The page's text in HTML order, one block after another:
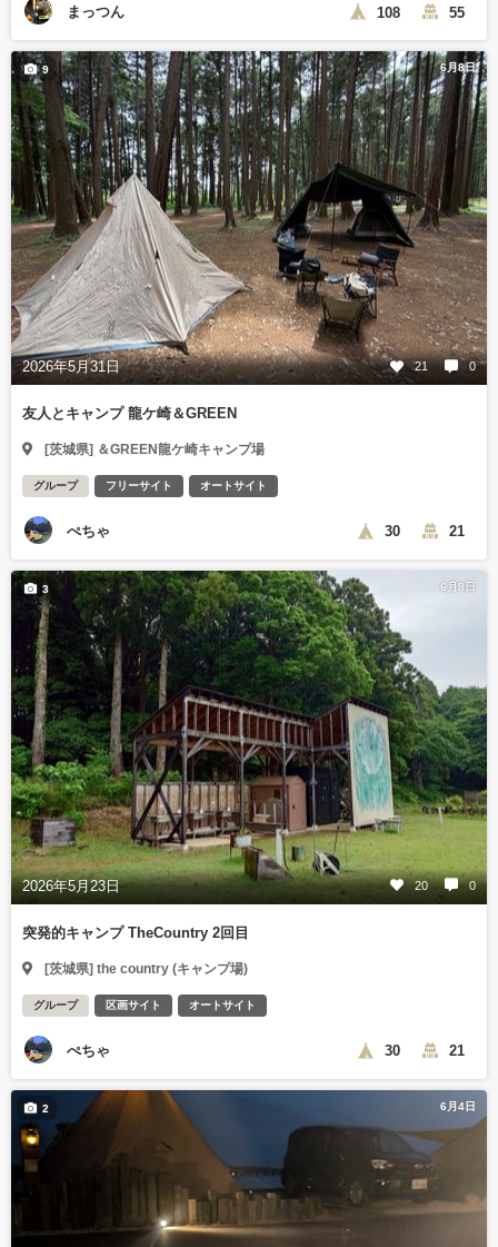
まっつん 108 55
6月8日
2026年5月31日 21 0
9
友人とキャンプ 龍ケ崎＆GREEN
[茨城県] ＆GREEN龍ケ崎キャンプ場
グループ フリーサイト オートサイト
ぺちゃ 30 21
6月8日
2026年5月23日 20 0
3
突発的キャンプ TheCountry 2回目
[茨城県] the country (キャンプ場)
グループ 区画サイト オートサイト
ぺちゃ 30 21
6月4日
2